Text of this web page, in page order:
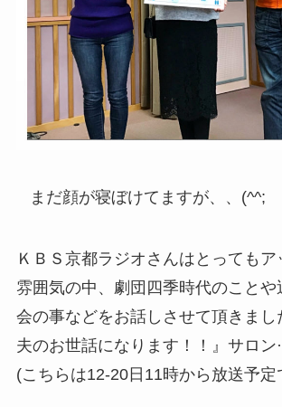
まだ顔が寝ぼけてますが、、(^^;
ＫＢＳ京都ラジオさんはとっても
雰囲気の中、劇団四季時代のことや
会の事などをお話しさせて頂きまし
夫のお世話になります！！』サロン·
(こちらは12-20日11時から放送予定